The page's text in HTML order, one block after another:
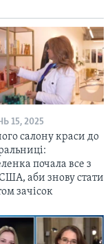
15, 2025
салону краси до
почала все з
аби знову стати
зачісок